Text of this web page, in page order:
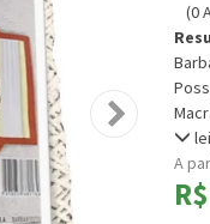
(0
A